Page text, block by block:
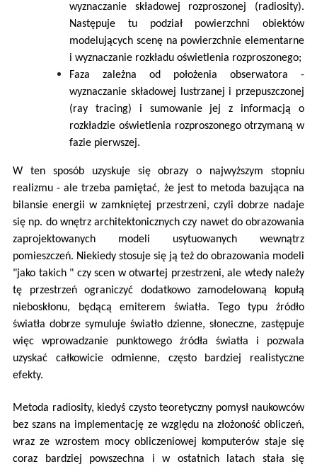
wyznaczanie składowej rozproszonej (radiosity).
Następuje tu podział powierzchni obiektów
modelujących scenę na powierzchnie elementarne
i wyznaczanie rozkładu oświetlenia rozproszonego;
Faza zależna od położenia obserwatora -
wyznaczanie składowej lustrzanej i przepuszczonej
(ray tracing) i sumowanie jej z informacją o
rozkładzie oświetlenia rozproszonego otrzymaną w
fazie pierwszej.
W ten sposób uzyskuje się obrazy o najwyższym stopniu
realizmu - ale trzeba pamiętać, że jest to metoda bazująca na
bilansie energii w zamkniętej przestrzeni, czyli dobrze nadaje
się np. do wnętrz architektonicznych czy nawet do obrazowania
zaprojektowanych modeli usytuowanych wewnątrz
pomieszczeń. Niekiedy stosuje się ją też do obrazowania modeli
"jako takich " czy scen w otwartej przestrzeni, ale wtedy należy
tę przestrzeń ograniczyć dodatkowo zamodelowaną kopułą
nieboskłonu, będącą emiterem światła. Tego typu źródło
światła dobrze symuluje światło dzienne, słoneczne, zastępuje
więc wprowadzanie punktowego źródła światła i pozwala
uzyskać całkowicie odmienne, często bardziej realistyczne
efekty.
Metoda radiosity, kiedyś czysto teoretyczny pomysł naukowców
bez szans na implementację ze względu na złożoność obliczeń,
wraz ze wzrostem mocy obliczeniowej komputerów staje się
coraz bardziej powszechna i w ostatnich latach stała się